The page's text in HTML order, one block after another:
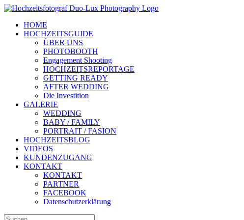
Zum
springenHOME
HOCHZEITSGUIDE
ÜBER UNS
PHOTOBOOTH
Engagement Shooting
HOCHZEITSREPORTAGE
GETTING READY
AFTER WEDDING
Die Investition
GALERIE
WEDDING
BABY / FAMILY
PORTRAIT / FASION
HOCHZEITSBLOG
VIDEOS
KUNDENZUGANG
KONTAKT
KONTAKT
PARTNER
FACEBOOK
Datenschutzerklärung
Suche